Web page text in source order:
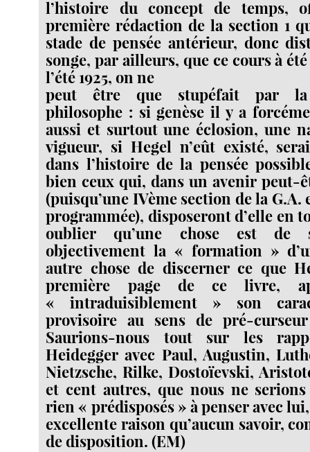
l’histoire du concept de temps,
première rédaction de la section 1
stade de pensée antérieur, donc
songe, par ailleurs, que ce cours à
l’été 1925, on ne
peut être que stupéfait par
philosophe : si genèse il y a
aussi et surtout une éclosion, une
vigueur, si Hegel n’eût existé,
dans l’histoire de la pensée
bien ceux qui, dans un avenir peut-
(puisqu’une IVème section de la G.A.
programmée), disposeront d’elle en
oublier qu’une chose est de
objectivement la « formation »
autre chose de discerner ce que
première page de ce livre,
« intraduisiblement » son
provisoire au sens de pré-
Saurions-nous tout sur les
Heidegger avec Paul, Augustin,
Nietzsche, Rilke, Dostoïevski,
et cent autres, que nous ne
rien « prédisposés » à penser avec
excellente raison qu’aucun savoir,
de disposition. (EM)